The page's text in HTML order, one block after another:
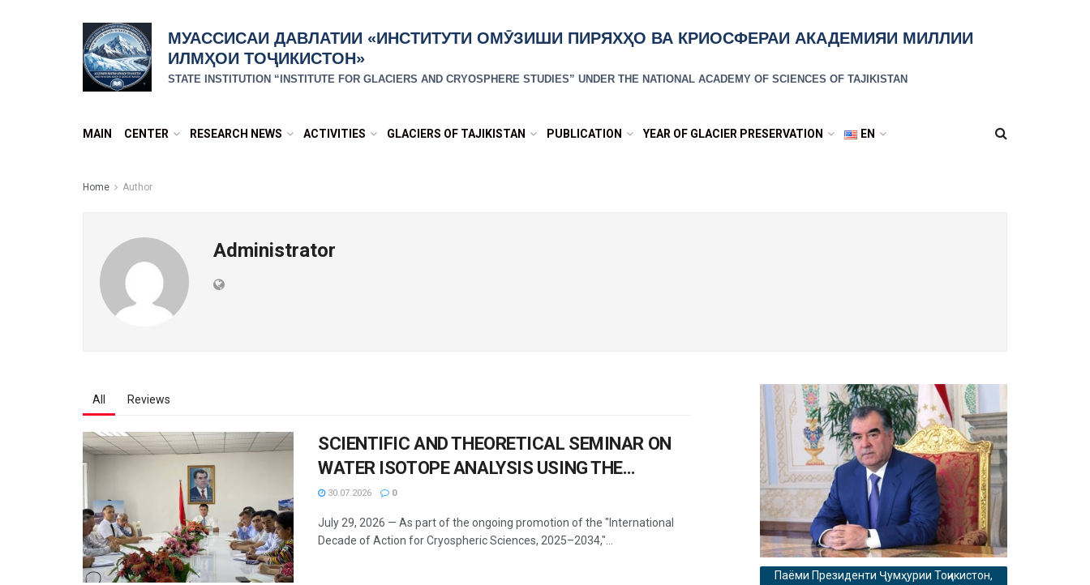
МУАССИСАИ ДАВЛАТИИ «ИНСТИТУТИ ОМӮЗИШИ ПИРЯХҲО ВА КРИОСФЕРАИ АКАДЕМИЯИ МИЛЛИИ
ИЛМҲОИ ТОҶИКИСТОН»
STATE INSTITUTION “INSTITUTE FOR GLACIERS AND CRYOSPHERE STUDIES” UNDER THE NATIONAL ACADEMY OF SCIENCES OF TAJIKISTAN
MAIN CENTER RESEARCH NEWS ACTIVITIES GLACIERS OF TAJIKISTAN PUBLICATION YEAR OF GLACIER PRESERVATION EN
Home Author
Administrator
All Reviews
SCIENTIFIC AND THEORETICAL SEMINAR ON
WATER ISOTOPE ANALYSIS USING THE
PICARRO L2140-I ANALYZER HELD AT THE
INSTITUTE OF GLACIOLOGY AND CRYOSPHERE
OF NAST
30.07.2026 0
July 29, 2026 — As part of the ongoing promotion of the "International
Decade of Action for Cryospheric Sciences, 2025–2034,"...
Паёми Президенти Ҷумҳурии Тоҷикистон,